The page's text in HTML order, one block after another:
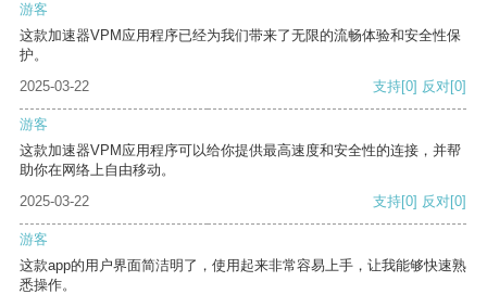
游客
这款加速器VPM应用程序已经为我们带来了无限的流畅体验和安全性保
护。
2025-03-22
支持[0] 反对[0]
游客
这款加速器VPM应用程序可以给你提供最高速度和安全性的连接，并帮
助你在网络上自由移动。
2025-03-22
支持[0] 反对[0]
游客
这款app的用户界面简洁明了，使用起来非常容易上手，让我能够快速熟
悉操作。